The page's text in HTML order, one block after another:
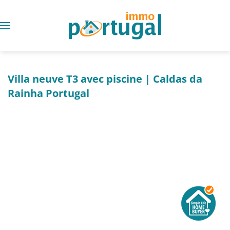
Villa neuve T3 avec piscine | Caldas da
Rainha Portugal